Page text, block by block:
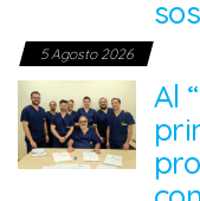
5 Agosto 2026
Al